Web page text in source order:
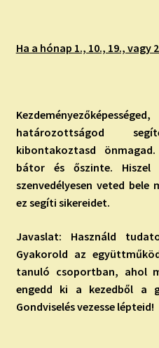
Ha a hónap 1., 10., 19., vagy
határozottságod
kibontakoztasd
bátor és őszinte. Hiszel
szenvedélyesen veted
ez segíti sikereidet.
Javaslat: Használd
Gyakorold az
tanuló csoportban, ahol
engedd ki a kezedből a
Gondviselés vezesse lépteid!